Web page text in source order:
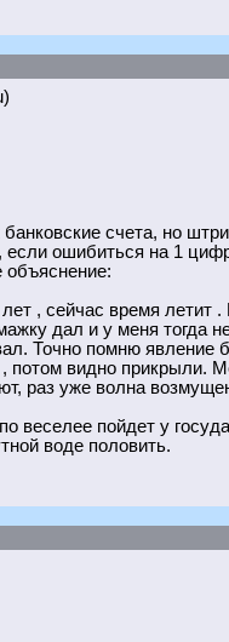
счета, но
если ошибиться на 1
объяснение:
, сейчас время
дал и у меня тогда
Точно помню
видно прикрыли.
раз уже волна
веселее пойдет у
воде половить.